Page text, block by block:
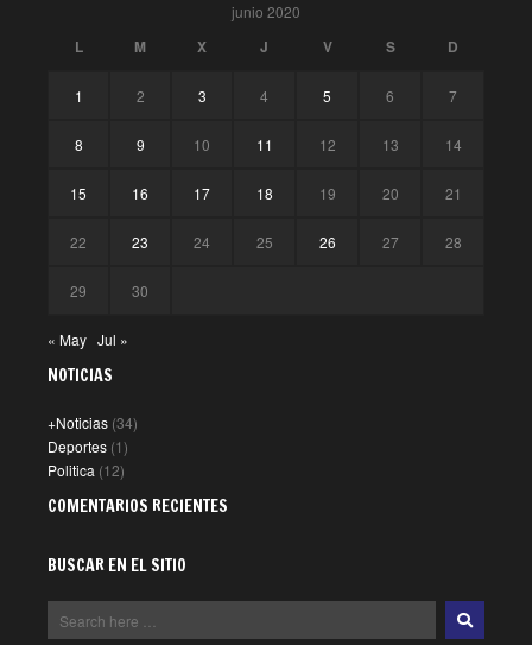
junio 2020
L M X J V S D
1 2 3 4 5 6 7
8 9 10 11 12 13 14
15 16 17 18 19 20 21
22 23 24 25 26 27 28
29 30
« May Jul »
NOTICIAS
+Noticias (34)
Deportes (1)
Politica (12)
COMENTARIOS RECIENTES
BUSCAR EN EL SITIO